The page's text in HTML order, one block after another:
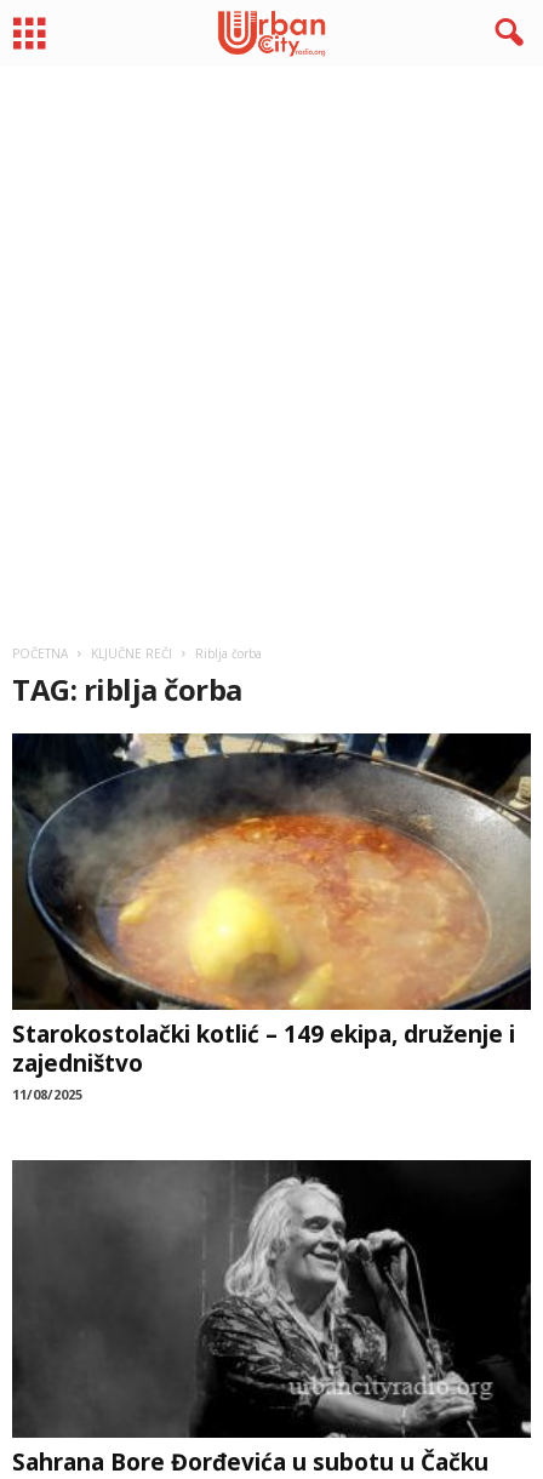
POČETNA KLJUČNE REČI Riblja čorba
TAG: riblja čorba
Starokostolački kotlić – 149 ekipa, druženje i
zajedništvo
11/08/2025
Sahrana Bore Đorđevića u subotu u Čačku